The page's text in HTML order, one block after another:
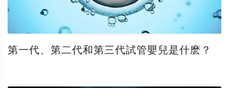
第一代、第二代和第三代試管嬰兒是什麽？